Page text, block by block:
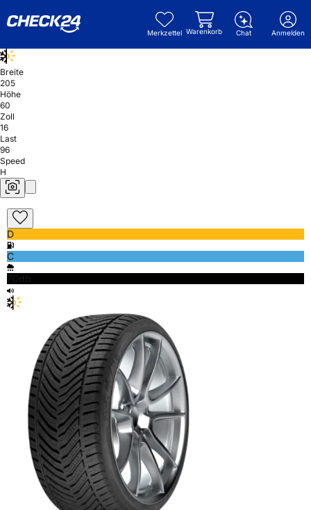
Merkzettel Warenkorb Chat Anmelden
Breite
205
Höhe
60
Zoll
16
Last
96
Speed
H
D
C
70db